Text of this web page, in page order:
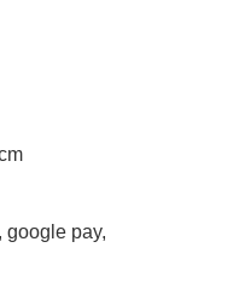
google pay,